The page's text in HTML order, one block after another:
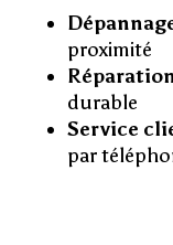
proximité
durable
Service
par